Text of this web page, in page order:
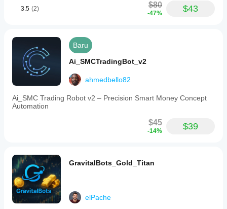
3.5 (2) $80
-47% $43
Baru
Ai_SMCTradingBot_v2
ahmedbello82
Ai_SMC Trading Robot v2 – Precision Smart Money Concept
Automation
$45
-14% $39
GravitalBots_Gold_Titan
elPache